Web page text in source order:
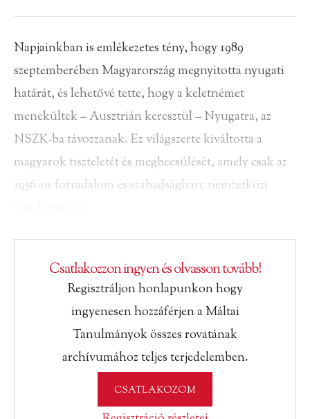
Napjainkban is emlékezetes tény, hogy 1989
szeptemberében Magyarország megnyitotta nyugati
határát, és lehetővé tette, hogy a keletnémet
menekültek – Ausztrián keresztül – Nyugatra, az
NSZK-ba távozzanak. Ez világszerte kiváltotta a
magyarok tiszteletét és megbecsülését, amely csak az
1956-os forradalom és szabadságharc nemzetközi
Csatlakozzon ingyen és olvasson tovább!
Regisztráljon honlapunkon hogy
ingyenesen hozzáférjen a Máltai
Tanulmányok összes rovatának
archívumához teljes terjedelemben.
CSATLAKOZOM